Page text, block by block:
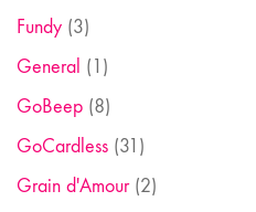
Fundy (3)
General (1)
GoBeep (8)
GoCardless (31)
Grain d'Amour(2)